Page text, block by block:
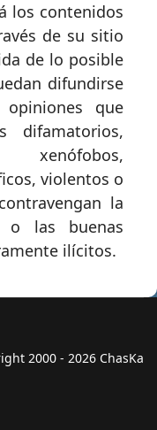
los contenidos
de su sitio
de lo posible
difundirse
que
difamatorios,
violentos o
la
o las buenas
ilícitos.
2000 - 2026 ChasKa